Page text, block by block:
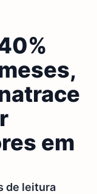
em
de leitura